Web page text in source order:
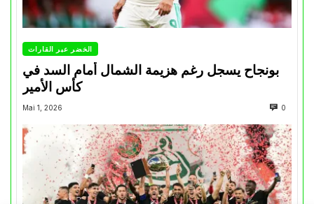
الخضر عبر القارات
بونجاح يسجل رغم هزيمة الشمال أمام السد في
كأس الأمير
Mai 1, 2026 0